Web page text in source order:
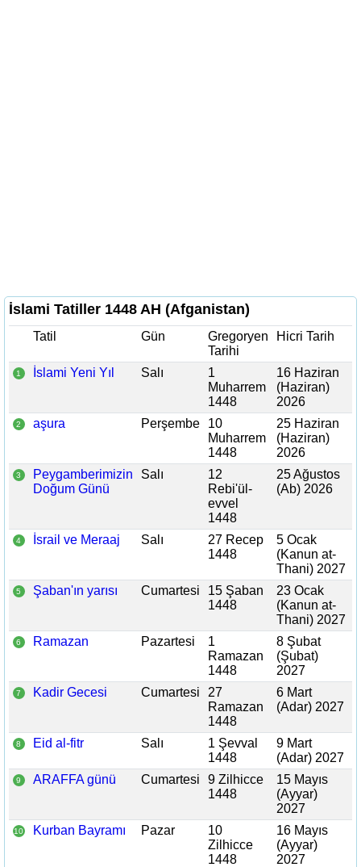
İslami Tatiller 1448 AH (Afganistan)
Tatil Gün
Gregoryen
Tarihi
Hicri Tarih
1 İslami Yeni Yıl Salı
1
Muharrem
1448
16 Haziran
(Haziran)
2026
2 aşura Perşembe
10
Muharrem
1448
25 Haziran
(Haziran)
2026
3
Peygamberimizin
Doğum Günü
Salı
12
Rebi'ül-
evvel
1448
25 Ağustos
(Ab) 2026
4 İsrail ve Meraaj Salı
27 Recep
1448
5 Ocak
(Kanun at-
Thani) 2027
5 Şaban'ın yarısı Cumartesi
15 Şaban
1448
23 Ocak
(Kanun at-
Thani) 2027
6 Ramazan Pazartesi
1
Ramazan
1448
8 Şubat
(Şubat)
2027
7 Kadir Gecesi Cumartesi
27
Ramazan
1448
6 Mart
(Adar) 2027
8 Eid al-fitr Salı
1 Şevval
1448
9 Mart
(Adar) 2027
9 ARAFFA günü Cumartesi
9 Zilhicce
1448
15 Mayıs
(Ayyar)
2027
10 Kurban Bayramı Pazar
10
Zilhicce
1448
16 Mayıs
(Ayyar)
2027